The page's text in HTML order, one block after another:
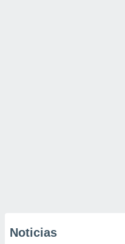
Noticias